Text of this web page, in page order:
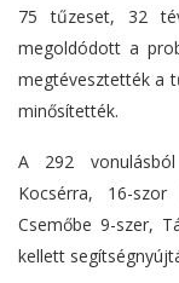
75 tűzeset, 32
megoldódott a
megtévesztették a
minősítették.
A 292
Kocsérra, 16-
Csemőbe 9-szer,
kellett